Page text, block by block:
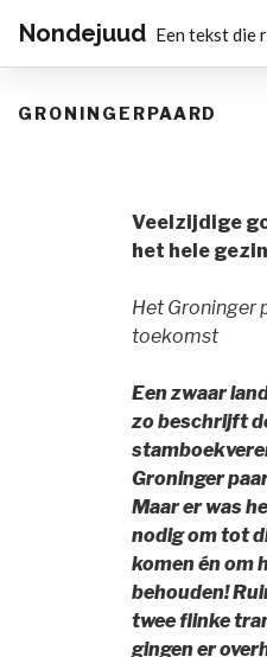
Nondejuud Een tekst die
GRONINGERPAARD
Veelzijdige
het hele gezin
Het Groninger
toekomst
Een zwaar
zo beschrijft
Groninger
Maar er was
nodig om tot
komen én om
behouden!
twee flinke
gingen er